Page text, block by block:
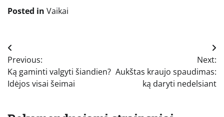
Posted in Vaikai
Navigacija
tarp
įrašų
Previous:
Ką gaminti valgyti šiandien?
Idėjos visai šeimai
Next:
Aukštas kraujo spaudimas:
ką daryti nedelsiant